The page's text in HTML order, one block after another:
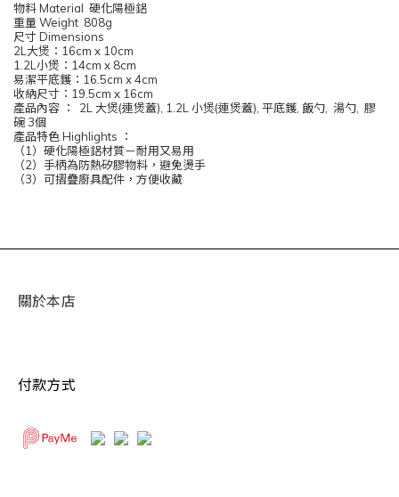
物料 Material 硬化陽極鋁
重量 Weight 808g
尺寸 Dimensions
2L大煲：16cm x 10cm
1.2L小煲：14cm x 8cm
易潔平底鑊：16.5cm x 4cm
收納尺寸：19.5cm x 16cm
產品內容 ： 2L 大煲(連煲蓋), 1.2L 小煲(連煲蓋), 平底鑊, 飯勺, 湯勺, 膠
碗 3個
產品特色 Highlights ：
（1）硬化陽極鋁材質－耐用又易用
（2）手柄為防熱矽膠物料，避免燙手
（3）可摺疊廚具配件，方便收藏
關於本店
付款方式